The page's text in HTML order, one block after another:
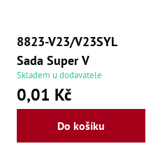
8823-V23/V23SYL
Sada Super V
Skladem u dodavatele
0,01 Kč
Do košíku